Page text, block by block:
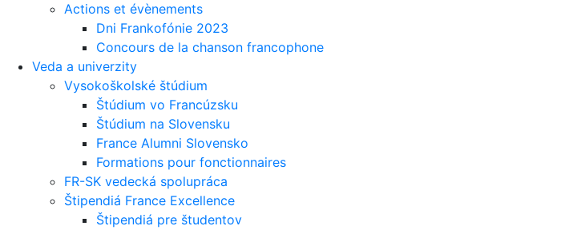
Actions et évènements
Dni Frankofónie 2023
Concours de la chanson francophone
Veda a univerzity
Vysokoškolské štúdium
Štúdium vo Francúzsku
Štúdium na Slovensku
France Alumni Slovensko
Formations pour fonctionnaires
FR-SK vedecká spolupráca
Štipendiá France Excellence
Štipendiá pre študentov